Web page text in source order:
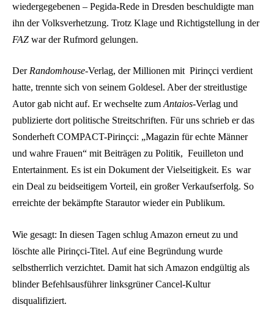
wiedergegebenen – Pegida-Rede in Dresden beschuldigte man
ihn der Volksverhetzung. Trotz Klage und Richtigstellung in der
FAZ war der Rufmord gelungen.
DerRandomhouse-Verlag, der Millionen mit Pirinçci verdient
hatte, trennte sich von seinem Goldesel. Aber der streitlustige
Autor gab nicht auf. Er wechselte zumAntaios-Verlag und
publizierte dort politische Streitschriften. Für uns schrieb er das
Sonderheft COMPACT-Pirinçci: „Magazin für echte Männer
und wahre Frauen“ mit Beiträgen zu Politik, Feuilleton und
Entertainment. Es ist ein Dokument der Vielseitigkeit. Es war
ein Deal zu beidseitigem Vorteil, ein großer Verkaufserfolg. So
erreichte der bekämpfte Starautor wieder ein Publikum.
Wie gesagt: In diesen Tagen schlug Amazon erneut zu und
löschte alle Pirinçci-Titel. Auf eine Begründung wurde
selbstherrlich verzichtet. Damit hat sich Amazon endgültig als
blinder Befehlsausführer linksgrüner Cancel-Kultur
disqualifiziert.